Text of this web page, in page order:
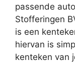
passende
Stofferingen
is een
hiervan is
kenteken van